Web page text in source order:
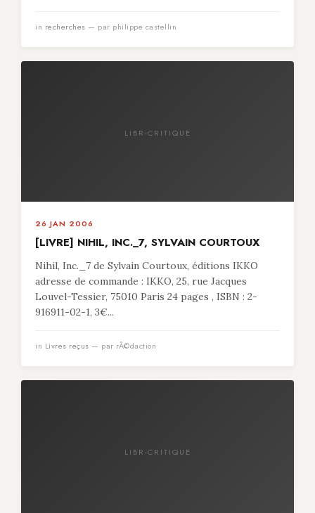
in recherches — par philippe castellin
LIBR-CRITIQUE
26 JAN 2006
[LIVRE] NIHIL, INC._7, SYLVAIN COURTOUX
Nihil, Inc._7 de Sylvain Courtoux, éditions IKKO
adresse de commande : IKKO, 25, rue Jacques
Louvel-Tessier, 75010 Paris 24 pages , ISBN : 2-
916911-02-1, 3€...
in Livres reçus — par rÃ©daction
LIBR-CRITIQUE